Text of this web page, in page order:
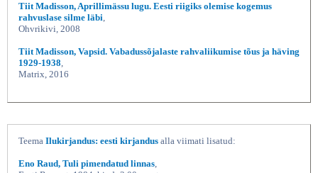
Tiit Madisson, Aprillimässu lugu. Eesti riigiks olemise kogemus
rahvuslase silme läbi,
Ohvrikivi, 2008
Tiit Madisson, Vapsid. Vabadussõjalaste rahvaliikumise tõus ja häving
1929-1938,
Matrix, 2016
Teema Ilukirjandus: eesti kirjandus alla viimati lisatud:
Eno Raud, Tuli pimendatud linnas,